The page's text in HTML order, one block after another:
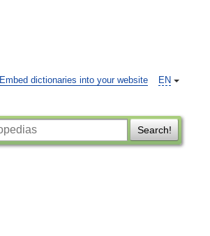
EN
Embed dictionaries into your website
Search!